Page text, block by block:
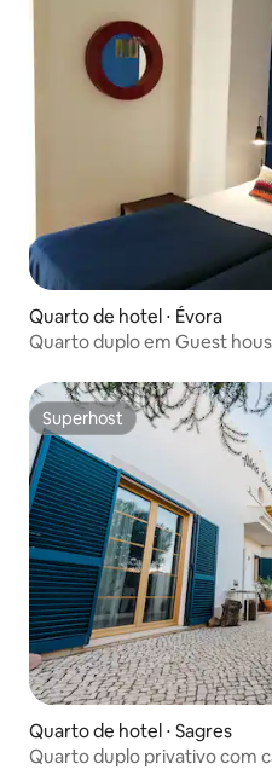
Quarto de hotel ⋅ Évora
Quarto duplo em Guest
Superhost
Superhost
Quarto de hotel ⋅ Sagres
Quarto duplo privativo com